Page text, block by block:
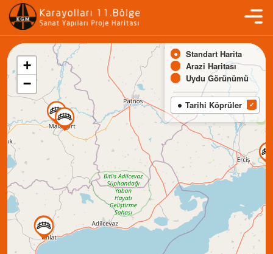
+
−
Standart Harita
Arazi Haritası
Uydu Görünümü
Tarihi Köprüler